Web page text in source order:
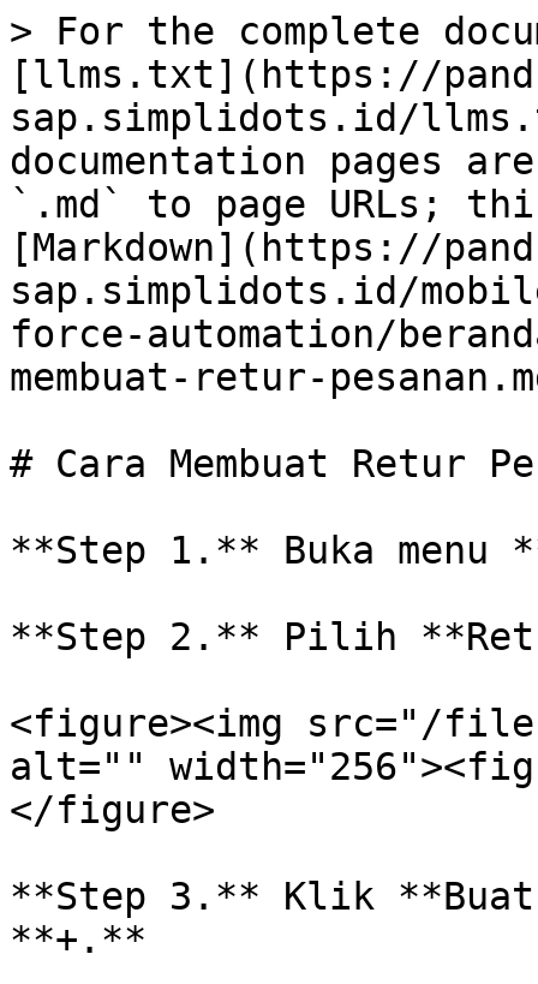
> For the complete
[llms.txt](https://
sap.simplidots.id/
documentation pages
`.md` to page URLs;
[Markdown](https://
sap.simplidots.id/
force-automation/
membuat-retur-
# Cara Membuat Retur
**Step 1.** Buka menu
**Step 2.** Pilih
<figure><img src="/files/
alt=""
</figure>
**Step 3.** Klik
**+.**